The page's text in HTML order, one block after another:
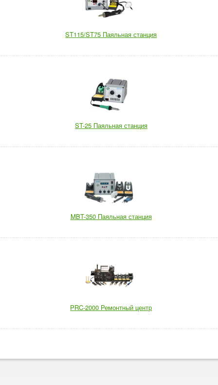
ST115/ST75 Паяльная станция
ST-25 Паяльная станция
MBT-350 Паяльная станция
PRC-2000 Ремонтный центр